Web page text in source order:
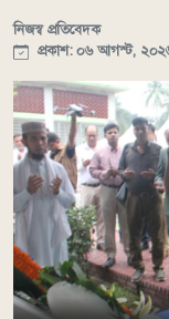
নিজস্ব প্রতিবেদক
প্রকাশ: ০৬ আগস্ট,